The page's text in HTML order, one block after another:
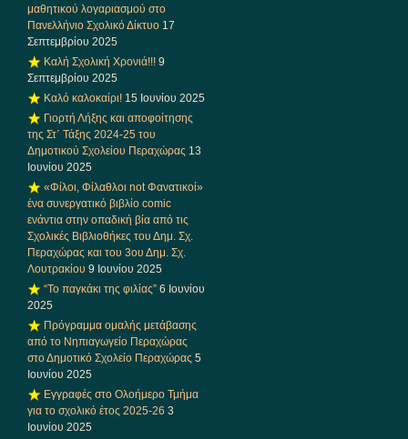
μαθητικού λογαριασμού στο
Πανελλήνιο Σχολικό Δίκτυο 17
Σεπτεμβρίου 2025
Καλή Σχολική Χρονιά!!! 9
Σεπτεμβρίου 2025
Καλό καλοκαίρι! 15 Ιουνίου 2025
Γιορτή Λήξης και αποφοίτησης
της Στ΄ Τάξης 2024-25 του
Δημοτικού Σχολείου Περαχώρας 13
Ιουνίου 2025
«Φίλοι, Φίλαθλοι not Φανατικοί»
ένα συνεργατικό βιβλίο comic
ενάντια στην οπαδική βία από τις
Σχολικές Βιβλιοθήκες του Δημ. Σχ.
Περαχώρας και του 3ου Δημ. Σχ.
Λουτρακίου 9 Ιουνίου 2025
“Το παγκάκι της φιλίας” 6 Ιουνίου
2025
Πρόγραμμα ομαλής μετάβασης
από το Νηπιαγωγείο Περαχώρας
στο Δημοτικό Σχολείο Περαχώρας 5
Ιουνίου 2025
Εγγραφές στο Ολοήμερο Τμήμα
για το σχολικό έτος 2025-26 3
Ιουνίου 2025